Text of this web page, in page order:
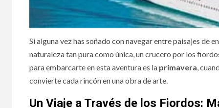
Si alguna vez has soñado con navegar entre paisajes de
naturaleza tan pura como única, un crucero por los
para embarcarte en esta aventura es la primavera,
convierte cada rincón en una obra de arte.
Un Viaje a Través de los Fiordos:
MAYORES ONLINE PSICO-